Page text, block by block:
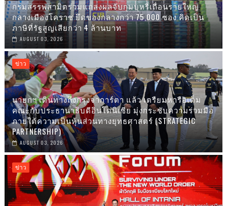
กรมสรรพสามิตร่วมแถลงผลจับกุมบุหรี่เถื่อนรายใหญ่
กลางเมืองโคราช ยึดของกลางกว่า 75,000 ซอง คิดเป็น
ภาษีที่รัฐสูญเสียกว่า 4 ล้านบาท
AUGUST 03, 2026
ข่าว
นายกฯ เดินทางถึงกรุงจาการ์ตา แล้ว เตรืยมหารือเต็ม
คณะกับประธานาธิบดีอินโดนิเซีย มุ่งกระชับความร่วมมือ
ภายใต้ความเป็นหุ้นส่วนทางยุทธศาสตร์ (STRATEGIC
PARTNERSHIP)
AUGUST 03, 2026
ข่าว